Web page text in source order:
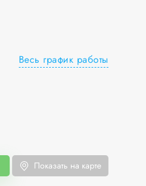
Весь график работы
Показать на карте